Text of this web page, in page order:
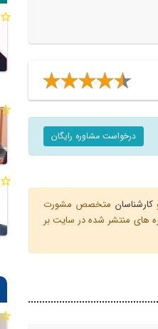
درخواست مشاوره رایگان
کارشناسان متخصص مشورت
های منتشر شده در سایت بر